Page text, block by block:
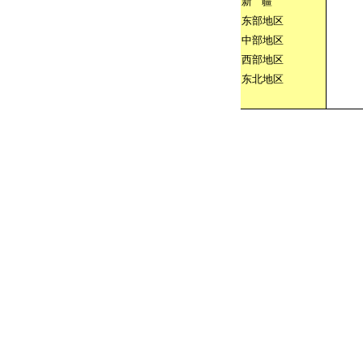
东部地区
中部地区
西部地区
东北地区